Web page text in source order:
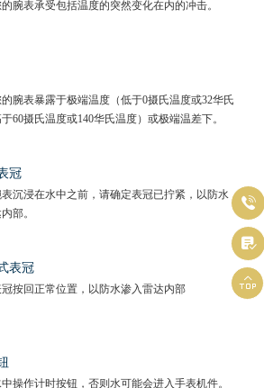
腕表承受包括温度的突然变化在内的冲击。
腕表暴露于极端温度（低于0摄氏温度或32华氏
60摄氏温度或140华氏温度）或极端温差下。
冠
沉浸在水中之前，请确定表冠已拧紧，以防水
部。
表冠
按回正常位置，以防水渗入雷达内部
操作计时按钮，否则水可能会进入手表机件。


